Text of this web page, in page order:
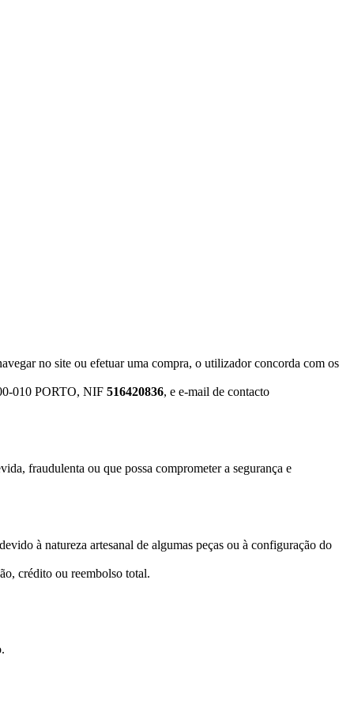
no site ou efetuar uma compra, o utilizador concorda com os
010 PORTO, NIF 516420836, e e-mail de contacto
fraudulenta ou que possa comprometer a segurança e
à natureza artesanal de algumas peças ou à configuração do
crédito ou reembolso total.